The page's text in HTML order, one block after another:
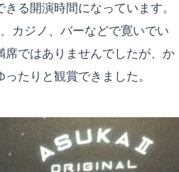
る開演時間になっています。
カジノ、バーなどで寛いでい
席ではありませんでしたが、か
たりと観賞できました。